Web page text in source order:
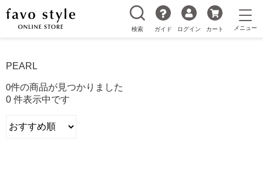
検索 ガイド ログイン カート
PEARL
0件の商品が見つかりました
0 件表示中です